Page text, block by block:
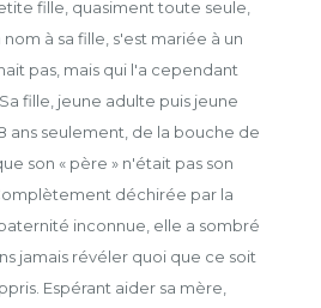
fille, quasiment toute seule,
à sa fille, s'est mariée à un
pas, mais qui l'a cependant
fille, jeune adulte puis jeune
ans seulement, de la bouche de
son « père » n'était pas son
déchirée par la
inconnue, elle a sombré
jamais révéler quoi que ce soit
Espérant aider sa mère,